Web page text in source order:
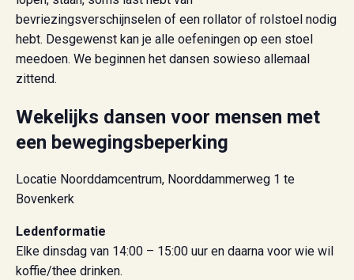
bevriezingsverschijnselen of een rollator of rolstoel nodig
hebt. Desgewenst kan je alle oefeningen op een stoel
meedoen. We beginnen het dansen sowieso allemaal
zittend.
Wekelijks dansen voor mensen met
een bewegingsbeperking
Locatie Noorddamcentrum, Noorddammerweg 1 te
Bovenkerk
Ledenformatie
Elke dinsdag van 14:00 – 15:00 uur en daarna voor wie wil
koffie/thee drinken.